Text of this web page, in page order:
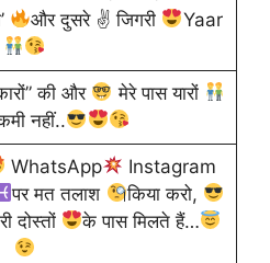
और दुसरे ✌ जिगरी Yaar
की और
मेरे पास यारों
नहीं..
WhatsApp
‪Instagram‬
पर मत तलाश
किया करो,
दोस्तों के पास मिलते हैं…